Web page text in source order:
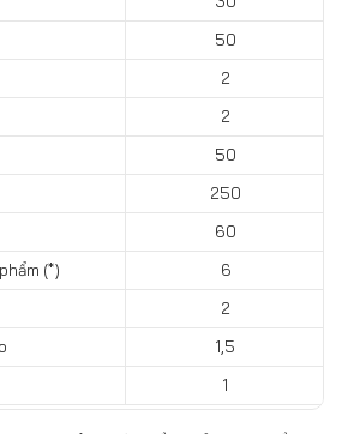
50
2
2
50
250
60
(*)
6
2
1,5
1